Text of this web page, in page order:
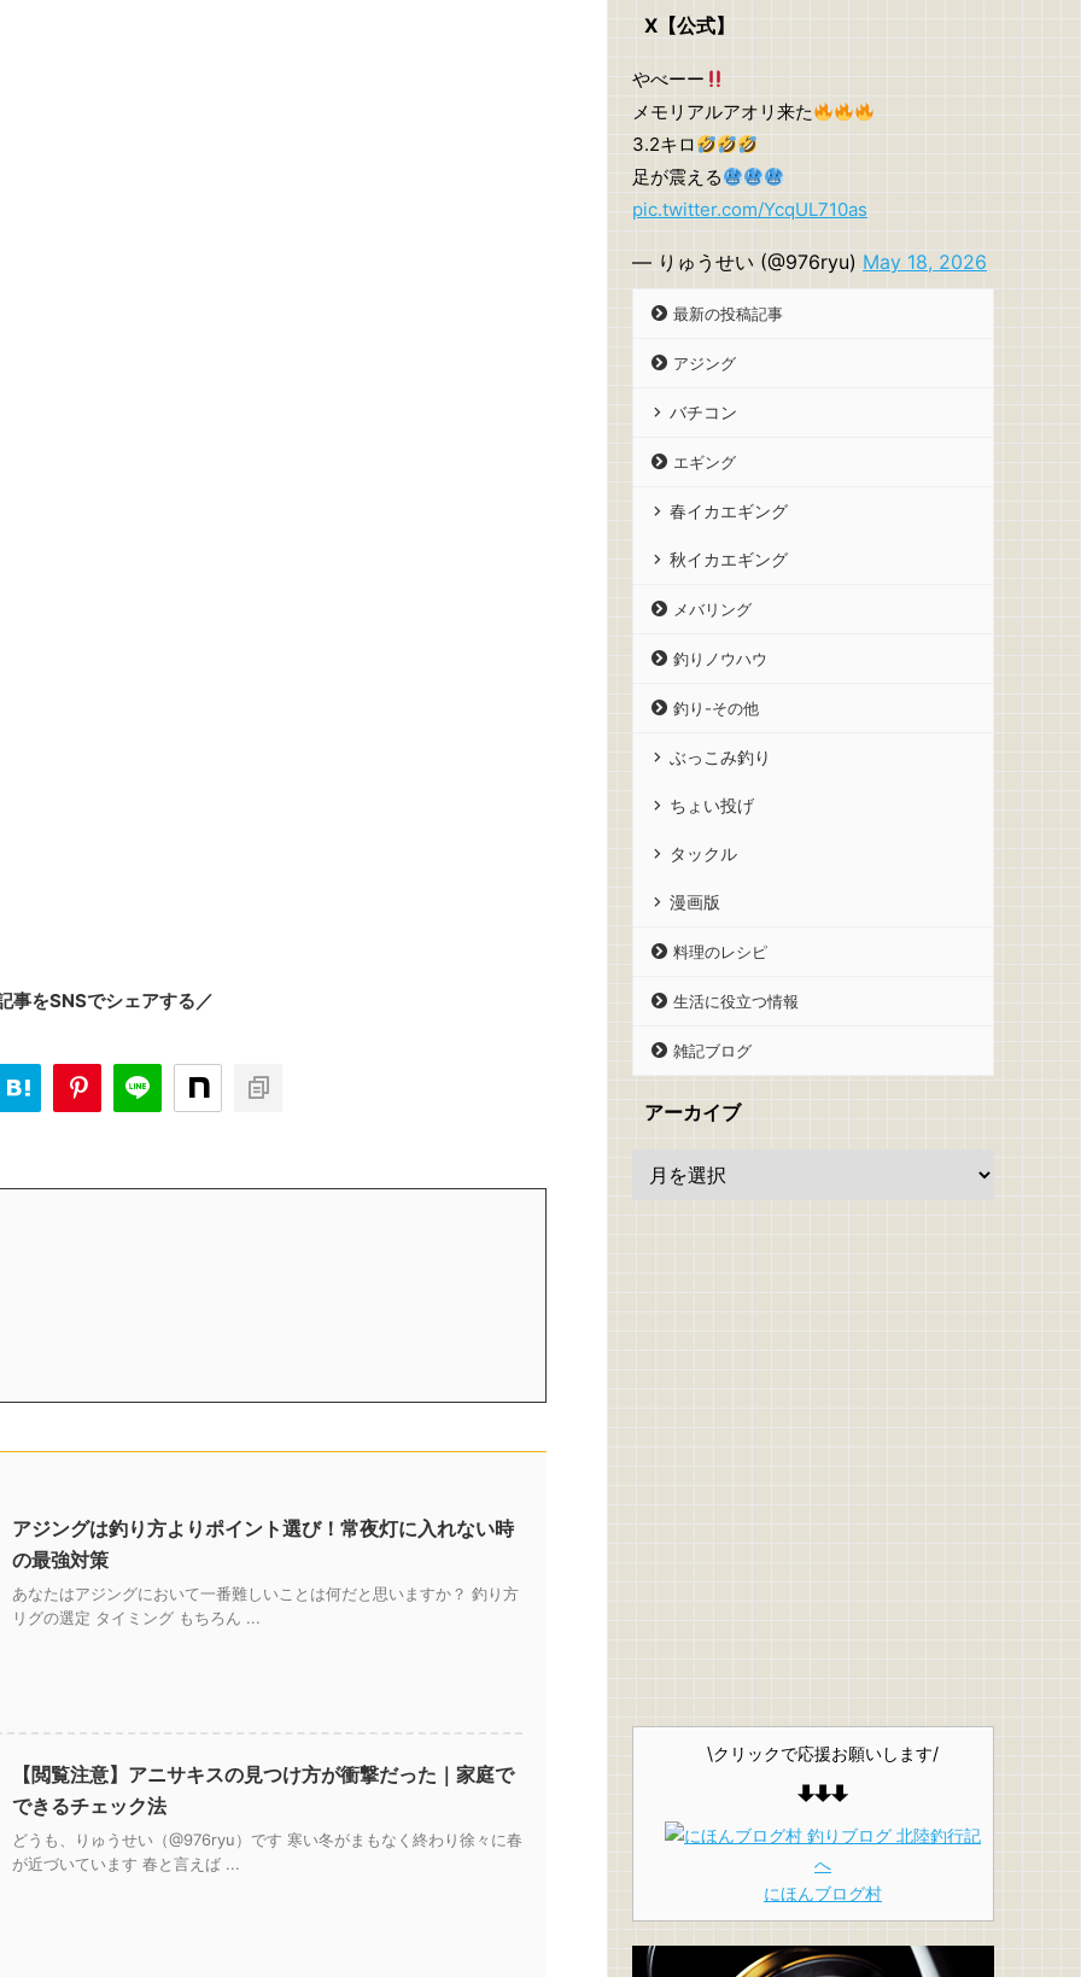
事をSNSでシェアする／
アジングは釣り方よりポイント選び！常夜灯に入れない時
の最強対策
あなたはアジングにおいて一番難しいことは何だと思いますか？ 釣り方
リグの選定 タイミング もちろん ...
【閲覧注意】アニサキスの見つけ方が衝撃だった｜家庭で
できるチェック法
どうも、りゅうせい（@976ryu）です 寒い冬がまもなく終わり徐々に春
が近づいています 春と言えば ...
X【公式】
やべーー
メモリアルアオリ来た
3.2キロ
足が震える
pic.twitter.com/YcqUL710as
— りゅうせい (@976ryu) May 18, 2026
最新の投稿記事
アジング
バチコン
エギング
春イカエギング
秋イカエギング
メバリング
釣りノウハウ
釣り-その他
ぶっこみ釣り
ちょい投げ
タックル
漫画版
料理のレシピ
生活に役立つ情報
雑記ブログ
アーカイブ
\クリックで応援お願いします/
にほんブログ村